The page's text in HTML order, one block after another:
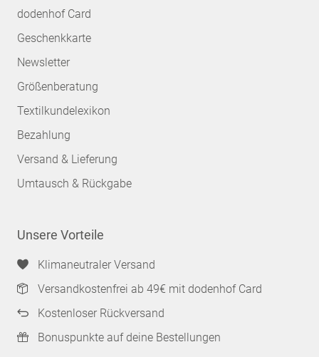
dodenhof Card
Geschenkkarte
Newsletter
Größenberatung
Textilkundelexikon
Bezahlung
Versand & Lieferung
Umtausch & Rückgabe
Unsere Vorteile
Klimaneutraler Versand
Versandkostenfrei ab 49€ mit dodenhof Card
Kostenloser Rückversand
Bonuspunkte auf deine Bestellungen